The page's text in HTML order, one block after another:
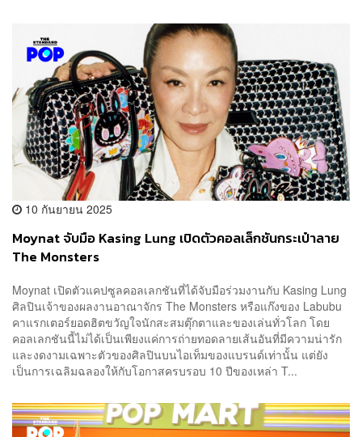
10 กันยายน 2025
Moynat จับมือ Kasing Lung เปิดตัวคอลเล็กชันกระเป๋าลาย
The Monsters
Moynat เปิดตัวแคปซูลคอลเลกชันที่ได้จับมือร่วมงานกับ Kasing Lung
ศิลปินเจ้าของผลงานอาณาจักร The Monsters หรือแก๊งของ Labubu
คาแรกเตอร์ยอดฮิตขวัญใจนักสะสมตุ๊กตาและของเล่นทั่วโลก โดย
คอลเลกชันนี้ไม่ได้เป็นเพียงแค่การถ่ายทอดลายเส้นอันที่มีความน่ารัก
และงดงามเฉพาะตัวของศิลปินบนไอเท็มของแบรนด์เท่านั้น แต่ยัง
เป็นการเฉลิมฉลองให้กับโอกาสครบรอบ 10 ปีของเหล่า T...